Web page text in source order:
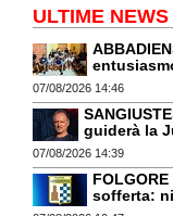
ULTIME
07/08/2026 14:46
guiderà la
07/08/2026 14:39
sofferta: